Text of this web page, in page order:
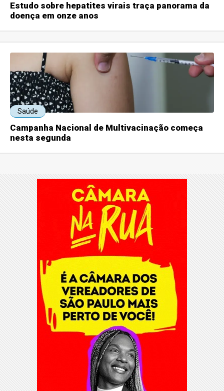
Estudo sobre hepatites virais traça panorama da
doença em onze anos
Saúde
Campanha Nacional de Multivacinação começa
nesta segunda